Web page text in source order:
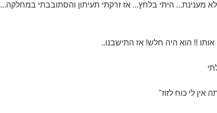
מענינת... היתי בלחץ... אז זרקתי תעיתון והסתובבתי במחלקה...
אותו !! הוא היה חלש! אז התישבנו..
אין לי כוח לזוז"